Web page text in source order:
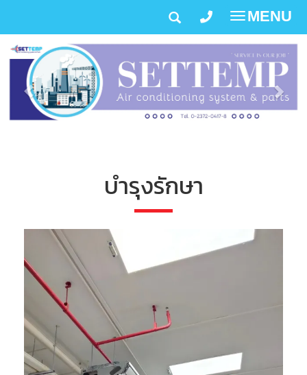
Toggle
MENU
บำรุงรักษา